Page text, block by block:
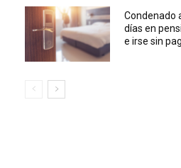
Condenado
días en
e irse sin